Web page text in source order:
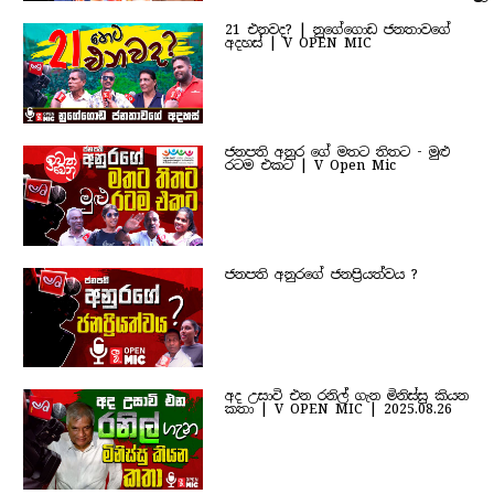
21 එනවද? | නුගේගොඩ ජනතාවගේ
අදහස් | V OPEN MIC
ජනපති අනුර ගේ මතට තිතට - මුළු
රටම එකට | V Open Mic
ජනපති අනුරගේ ජනප්‍රියත්වය ?
අද උසාවි එන රනිල් ගැන මිනිස්සු කියන
කතා | V OPEN MIC | 2025.08.26